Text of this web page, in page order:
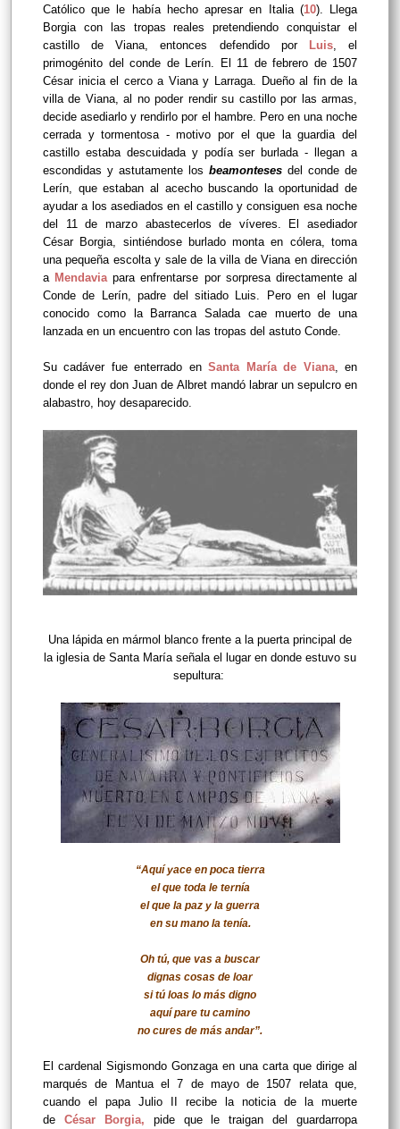
Católico que le había hecho apresar en Italia (10). Llega
Borgia con las tropas reales pretendiendo conquistar el
castillo de Viana, entonces defendido por
Luis, el
primogénito del conde de Lerín. El 11 de febrero de 1507
César inicia el cerco a Viana y Larraga. Dueño al fin de la
villa de Viana, al no poder rendir su castillo por las armas,
decide asediarlo y rendirlo por el hambre. Pero en una noche
cerrada y tormentosa - motivo por el que la guardia del
castillo estaba descuidada y podía ser burlada - llegan a
escondidas y astutamente los beamonteses del conde de
Lerín, que estaban al acecho buscando la oportunidad de
ayudar a los asediados en el castillo y consiguen esa noche
del 11 de marzo abastecerlos de víveres. El asediador
César Borgia, sintiéndose burlado monta en cólera, toma
una pequeña escolta y sale de la villa de Viana en dirección
a Mendavia para enfrentarse por sorpresa directamente al
Conde de Lerín, padre del sitiado Luis. Pero en el lugar
conocido como la Barranca Salada cae muerto de una
lanzada en un encuentro con las tropas del astuto Conde.
Su cadáver fue enterrado enSanta María de Viana, en
donde el rey don Juan de Albret mandó labrar un sepulcro en
alabastro, hoy desaparecido.
Una lápida en mármol blanco frente a la puerta principal de
la iglesia de Santa María señala el lugar en donde estuvo su
sepultura:
“Aquí yace en poca tierra
el que toda le ternía
el que la paz y la guerra
en su mano la tenía.
Oh tú, que vas a buscar
dignas cosas de loar
si tú loas lo más digno
aquí pare tu camino
no cures de más andar”.
El cardenal Sigismondo Gonzaga en una carta que dirige al
marqués de Mantua el 7 de mayo de 1507 relata que,
cuando el papa Julio II recibe la noticia de la muerte
de César Borgia, pide que le traigan del guardarropa